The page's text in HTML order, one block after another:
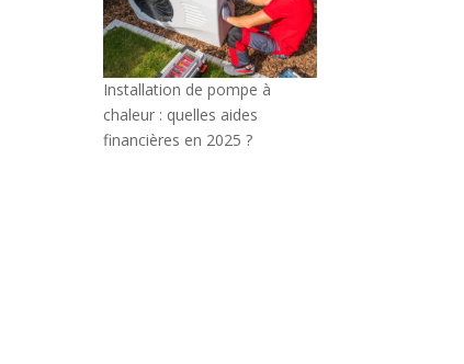
Installation de pompe à
chaleur : quelles aides
financières en 2025 ?